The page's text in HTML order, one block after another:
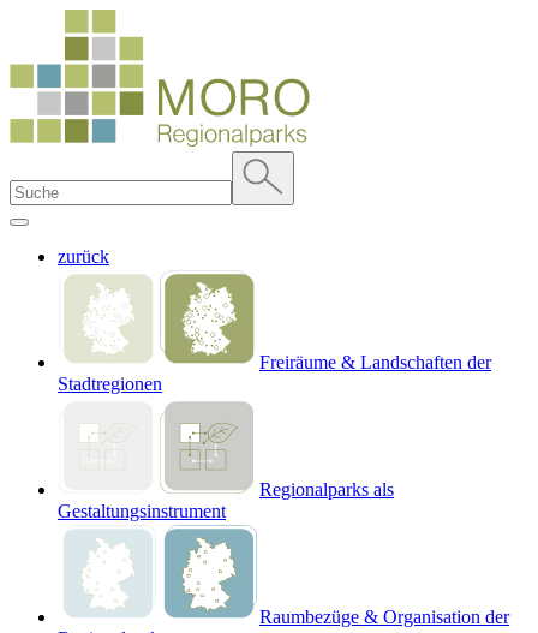
zurück
Freiräume & Landschaften der
Stadtregionen
Regionalparks als
Gestaltungsinstrument
Raumbezüge & Organisation der